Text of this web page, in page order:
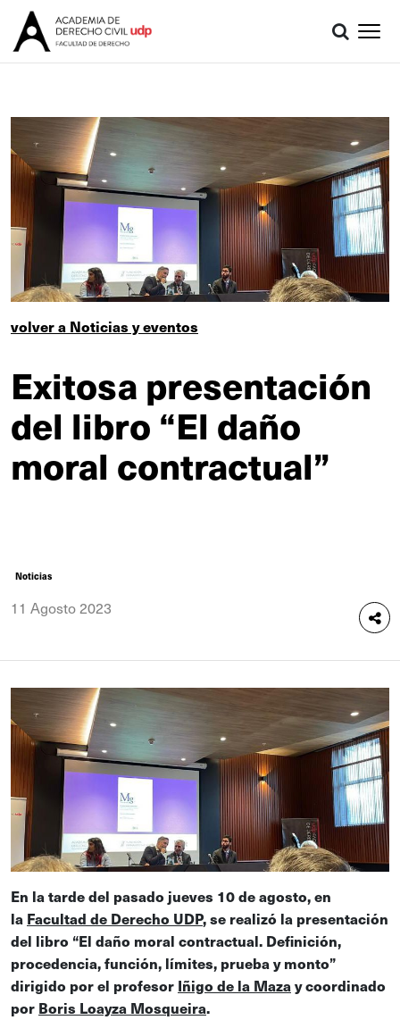
volver a Noticias y eventos
Exitosa presentación
del libro “El daño
moral contractual”
Noticias
11 Agosto 2023
En la tarde del pasado jueves 10 de agosto, en
la Facultad de Derecho UDP, se realizó la presentación
del libro “El daño moral contractual. Definición,
procedencia, función, límites, prueba y monto”
dirigido por el profesor Iñigo de la Mazay coordinado
por Boris Loayza Mosqueira.